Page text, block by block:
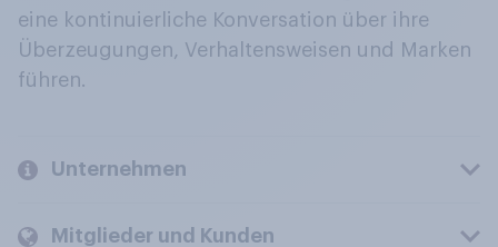
eine kontinuierliche Konversation über ihre
Überzeugungen, Verhaltensweisen und Marken
führen.
Unternehmen
Mitglieder und Kunden